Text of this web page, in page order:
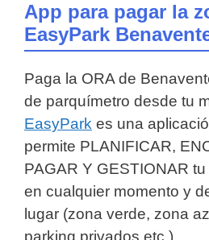
App para pagar la
EasyPark
Paga la ORA de
de parquímetro desde tu
EasyPark es una
permite PLANIFICAR,
PAGAR Y GESTIONAR
en cualquier momento y
lugar (zona verde, zona
parking privados etc.).